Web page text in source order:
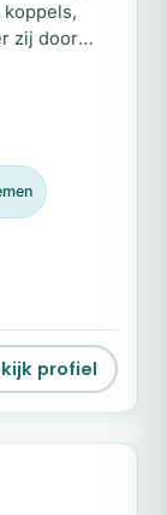
zij door
bedding
cliënten
en hun
profiel